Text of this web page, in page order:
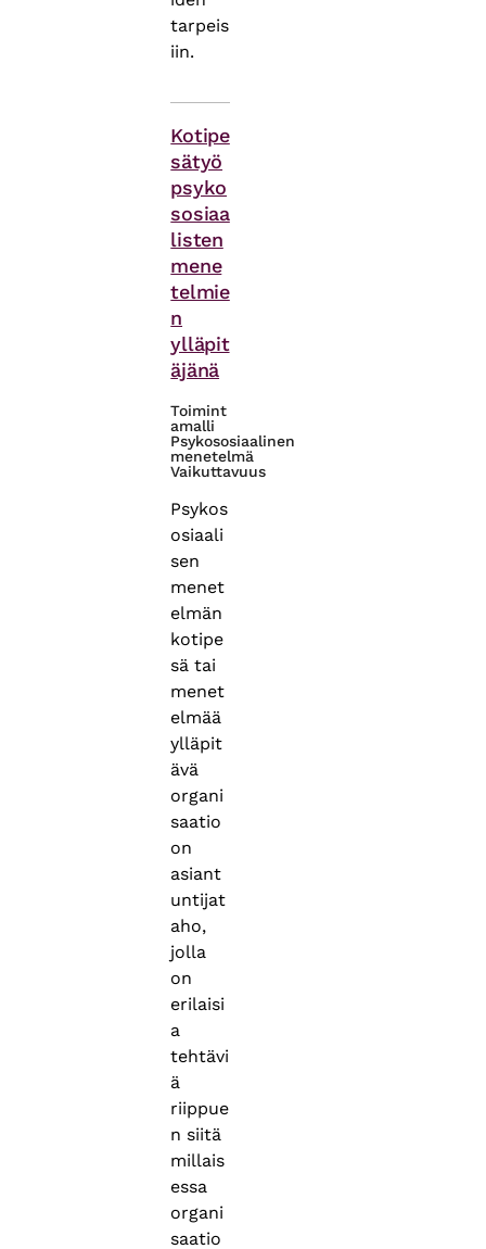
tarpeis
iin.
Kotipe
sätyö
psyko
sosiaa
listen
mene
telmie
n
ylläpit
äjänä
Toimint
amalli
Psykososiaalinen
menetelmä
Vaikuttavuus
Psykos
osiaali
sen
menet
elmän
kotipe
sä tai
menet
elmää
ylläpit
ävä
organi
saatio
on
asiant
untijat
aho,
jolla
on
erilaisi
a
tehtävi
ä
riippue
n siitä
millais
essa
organi
saatio